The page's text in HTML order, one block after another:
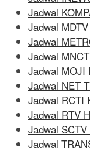
Jadwal
Jadwal
Jadwal
Jadwal
Jadwal MOJI
Jadwal NET
Jadwal RCTI
Jadwal RTV
Jadwal
Jadwal